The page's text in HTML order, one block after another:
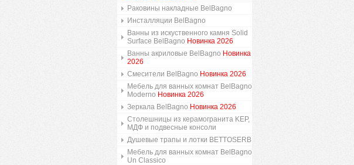
Раковины накладные BelBagno
Инсталляции BelBagno
Ванны из искуственного камня Solid
Surface BelBagno Новинка 2026
Ванны акриловые BelBagno Новинка
2026
Смесители BelBagno Новинка 2026
Мебель для ванных комнат BelBagno
Moderno Новинка 2026
Зеркала BelBagno Новинка 2026
Столешницы из керамогранита KEP,
МДФ и подвесные консоли
Душевые трапы и лотки BETTOSERB
Мебель для ванных комнат BelBagno
Un Classico